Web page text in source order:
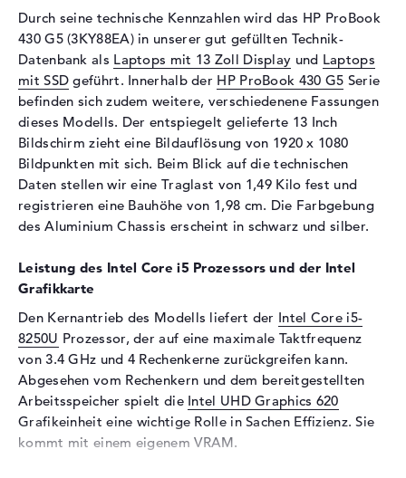
Display
Display-Typ
13,3" TFT
Max. Auflösung
1920 x 1080
Auflösungstyp
Full-HD
Besonderheiten
Display, entspiegelt, LED-
Hintergrundbeleuchtung, IPS
Panel
Kartenleser
Unterstützte Flash-
SDHC, SDXC, SD Memory
Audio
Studiosound
Mikrofon
vorhanden
Webcam
Sensorauflösung
0,9 MP
Eingabegeräte
Durch seine technische Kennzahlen wird das HP ProBook
430 G5 (3KY88EA) in unserer gut gefüllten Technik-
Datenbank als Laptops mit 13 Zoll Display und Laptops
mit SSD geführt. Innerhalb der HP ProBook 430 G5 Serie
befinden sich zudem weitere, verschiedenene Fassungen
dieses Modells. Der entspiegelt gelieferte 13 Inch
Bildschirm zieht eine Bildauflösung von 1920 x 1080
Bildpunkten mit sich. Beim Blick auf die technischen
Daten stellen wir eine Traglast von 1,49 Kilo fest und
registrieren eine Bauhöhe von 1,98 cm. Die Farbgebung
des Aluminium Chassis erscheint in schwarz und silber.
Leistung des Intel Core i5 Prozessors und der Intel
Grafikkarte
Den Kernantrieb des Modells liefert der Intel Core i5-
8250U Prozessor, der auf eine maximale Taktfrequenz
von 3.4 GHz und 4 Rechenkerne zurückgreifen kann.
Abgesehen vom Rechenkern und dem bereitgestellten
Arbeitsspeicher spielt die Intel UHD Graphics 620
Grafikeinheit eine wichtige Rolle in Sachen Effizienz. Sie
kommt mit einem eigenem VRAM.